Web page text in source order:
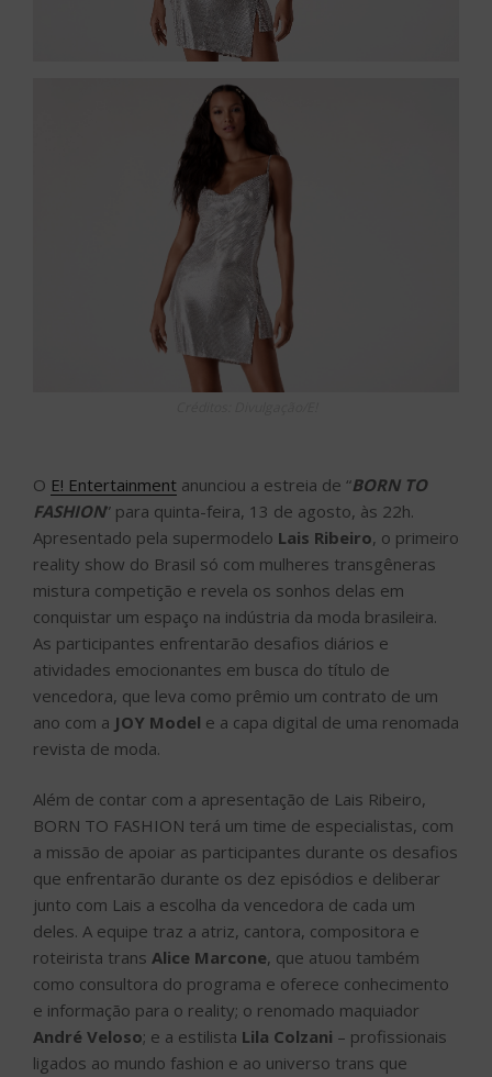
O E! Entertainment anunciou a estreia de “BORN TO
FASHION” para quinta-feira, 13 de agosto, às 22h.
Apresentado pela supermodelo Lais Ribeiro, o primeiro
reality show do Brasil só com mulheres transgêneras
mistura competição e revela os sonhos delas em
conquistar um espaço na indústria da moda brasileira.
As participantes enfrentarão desafios diários e
atividades emocionantes em busca do título de
vencedora, que leva como prêmio um contrato de um
ano com a JOY Model e a capa digital de uma renomada
revista de moda.
Além de contar com a apresentação de Lais Ribeiro,
BORN TO FASHION terá um time de especialistas, com
a missão de apoiar as participantes durante os desafios
que enfrentarão durante os dez episódios e deliberar
junto com Lais a escolha da vencedora de cada um
deles. A equipe traz a atriz, cantora, compositora e
roteirista trans Alice Marcone, que atuou também
como consultora do programa e oferece conhecimento
e informação para o reality; o renomado maquiador
André Veloso; e a estilista Lila Colzani – profissionais
ligados ao mundo fashion e ao universo trans que